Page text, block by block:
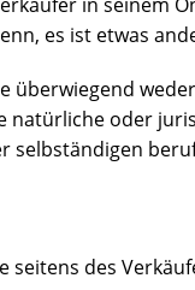
es ist etwas
überwiegend
natürliche oder
selbständigen
des